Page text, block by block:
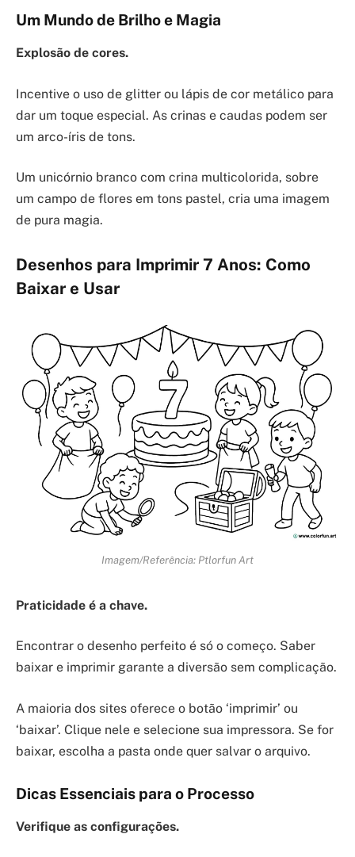
Um Mundo de Brilho e Magia
Explosão de cores.
Incentive o uso de glitter ou lápis de cor metálico para
dar um toque especial. As crinas e caudas podem ser
um arco-íris de tons.
Um unicórnio branco com crina multicolorida, sobre
um campo de flores em tons pastel, cria uma imagem
de pura magia.
Desenhos para Imprimir 7 Anos: Como
Baixar e Usar
Imagem/Referência: Ptlorfun Art
Praticidade é a chave.
Encontrar o desenho perfeito é só o começo. Saber
baixar e imprimir garante a diversão sem complicação.
A maioria dos sites oferece o botão ‘imprimir’ ou
‘baixar’. Clique nele e selecione sua impressora. Se for
baixar, escolha a pasta onde quer salvar o arquivo.
Dicas Essenciais para o Processo
Verifique as configurações.